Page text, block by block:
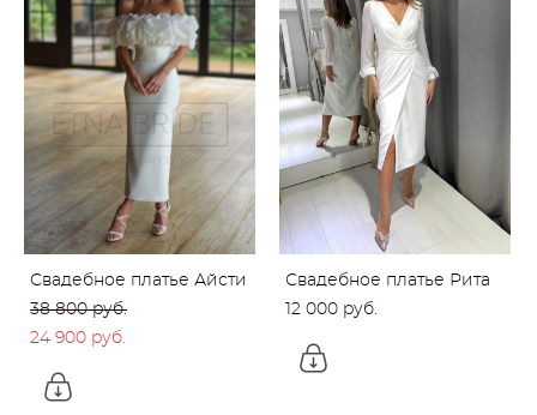
Свадебное платье Айсти
38 800 pуб.
24 900 pуб.
Свадебное платье Рита
12 000 pуб.